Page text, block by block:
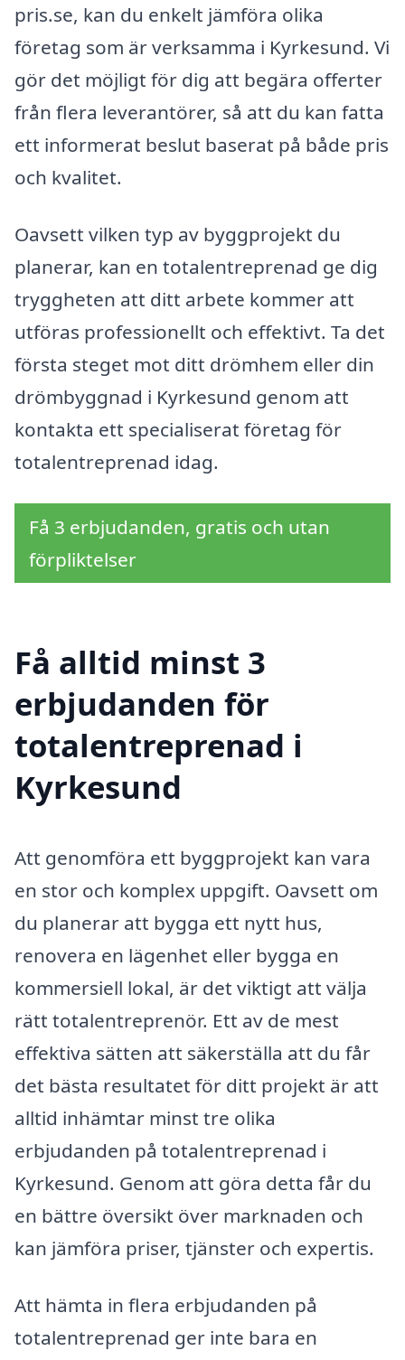
pris.se, kan du enkelt jämföra olika
företag som är verksamma i Kyrkesund. Vi
gör det möjligt för dig att begära offerter
från flera leverantörer, så att du kan fatta
ett informerat beslut baserat på både pris
och kvalitet.
Oavsett vilken typ av byggprojekt du
planerar, kan en totalentreprenad ge dig
tryggheten att ditt arbete kommer att
utföras professionellt och effektivt. Ta det
första steget mot ditt drömhem eller din
drömbyggnad i Kyrkesund genom att
kontakta ett specialiserat företag för
totalentreprenad idag.
Få 3 erbjudanden, gratis och utan
förpliktelser
Få alltid minst 3
erbjudanden för
totalentreprenad i
Kyrkesund
Att genomföra ett byggprojekt kan vara
en stor och komplex uppgift. Oavsett om
du planerar att bygga ett nytt hus,
renovera en lägenhet eller bygga en
kommersiell lokal, är det viktigt att välja
rätt totalentreprenör. Ett av de mest
effektiva sätten att säkerställa att du får
det bästa resultatet för ditt projekt är att
alltid inhämtar minst tre olika
erbjudanden på totalentreprenad i
Kyrkesund. Genom att göra detta får du
en bättre översikt över marknaden och
kan jämföra priser, tjänster och expertis.
Att hämta in flera erbjudanden på
totalentreprenad ger inte bara en